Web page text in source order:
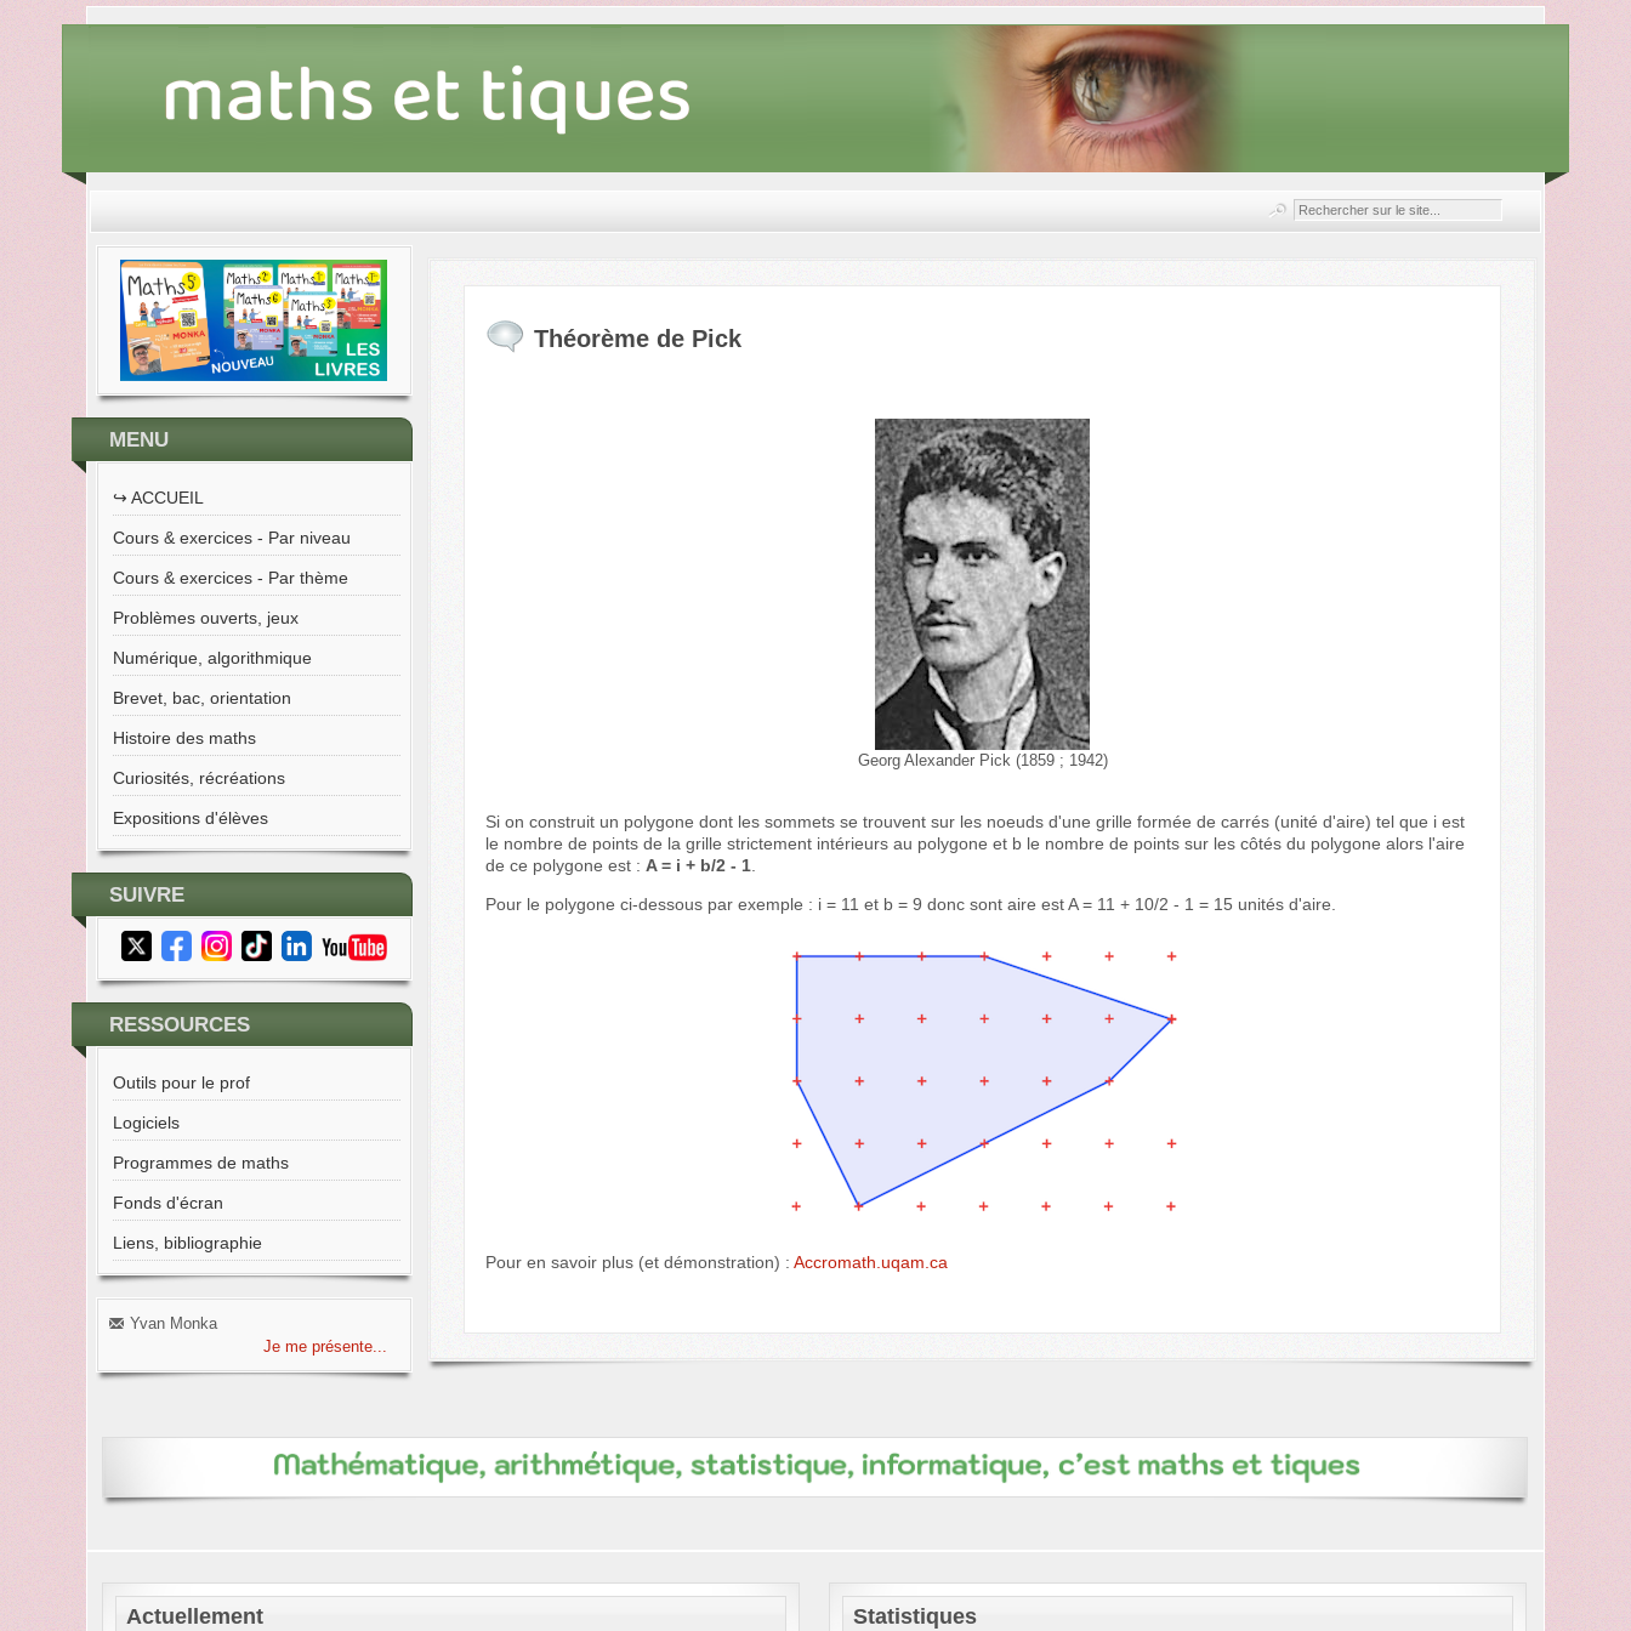
MENU
↪︎ ACCUEIL
Cours & exercices - Par niveau
Cours & exercices - Par thème
Problèmes ouverts, jeux
Numérique, algorithmique
Brevet, bac, orientation
Histoire des maths
Curiosités, récréations
Expositions d'élèves
SUIVRE
RESSOURCES
Outils pour le prof
Logiciels
Programmes de maths
Fonds d'écran
Liens, bibliographie
Yvan Monka
Je me présente...
Théorème de Pick
Georg Alexander Pick (1859 ; 1942)
Si on construit un polygone dont les sommets se trouvent sur les noeuds d'une grille formée de carrés (unité d'aire) tel que i est
le nombre de points de la grille strictement intérieurs au polygone et b le nombre de points sur les côtés du polygone alors l'aire
de ce polygone est : A = i + b/2 - 1
Pour le polygone ci-dessous par exemple : i = 11 et b = 9 donc sont aire est A = 11 + 10/2 - 1 = 15 unités d'aire.
Pour en savoir plus (et démonstration) :Accromath.uqam.ca
Actuellement Statistiques